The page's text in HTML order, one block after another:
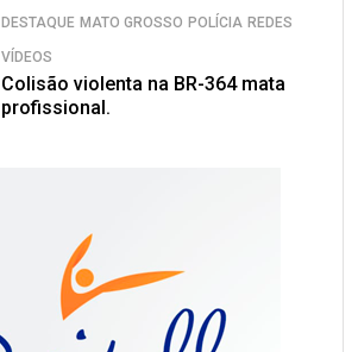
DESTAQUE MATO GROSSO POLÍCIA REDES
VÍDEOS
Colisão violenta na BR-364 mata
profissional.